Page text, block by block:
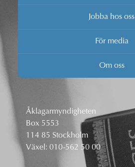
Jobba hos oss
För media
Om oss
Åklagarmyndigheten
Box 5553
114 85 Stockholm
Växel: 010-562 50 00